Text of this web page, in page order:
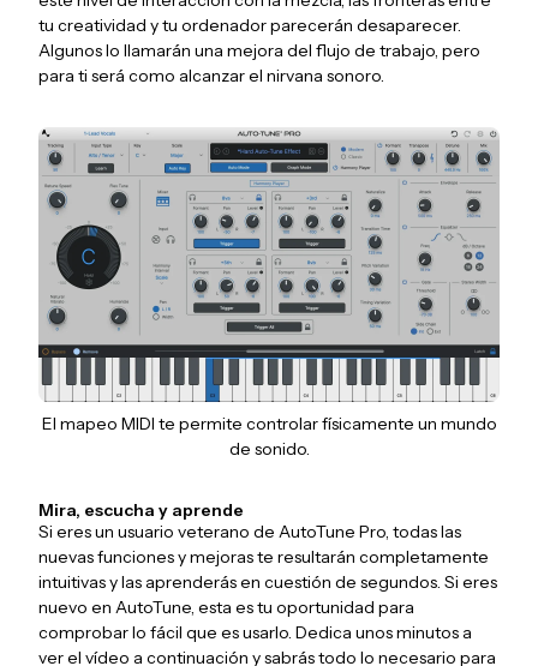
tu creatividad y tu ordenador parecerán desaparecer.
Algunos lo llamarán una mejora del flujo de trabajo, pero
para ti será como alcanzar el nirvana sonoro.
El mapeo MIDI te permite controlar físicamente un mundo
de sonido.
Mira, escucha y aprende
Si eres un usuario veterano de AutoTune Pro, todas las
nuevas funciones y mejoras te resultarán completamente
intuitivas y las aprenderás en cuestión de segundos. Si eres
nuevo en AutoTune, esta es tu oportunidad para
comprobar lo fácil que es usarlo. Dedica unos minutos a
ver el vídeo a continuación y sabrás todo lo necesario para